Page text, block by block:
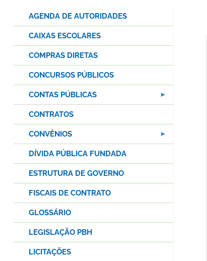
AGENDA DE AUTORIDADES
CAIXAS ESCOLARES
COMPRAS DIRETAS
CONCURSOS PÚBLICOS
CONTAS PÚBLICAS
CONTRATOS
CONVÊNIOS
DÍVIDA PÚBLICA FUNDADA
ESTRUTURA DE GOVERNO
FISCAIS DE CONTRATO
GLOSSÁRIO
LEGISLAÇÃO PBH
LICITAÇÕES